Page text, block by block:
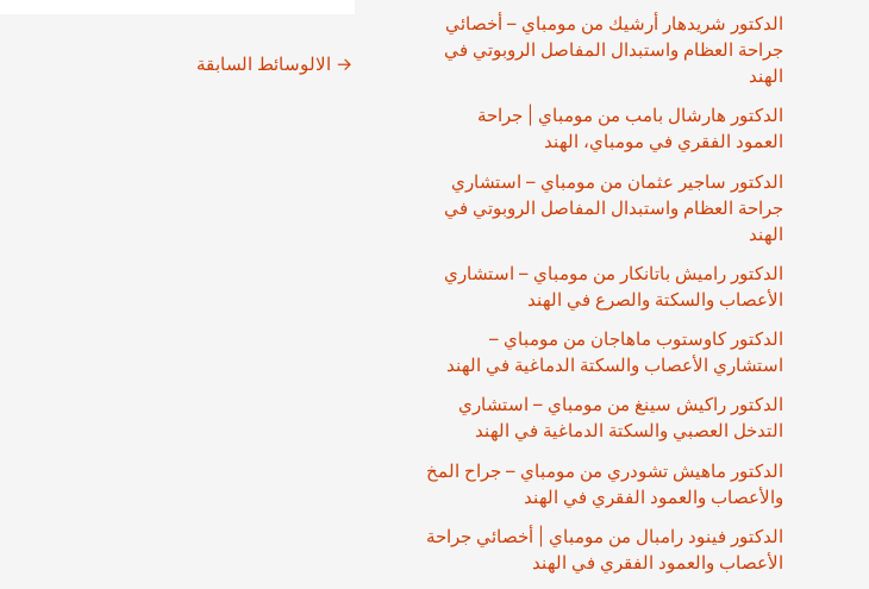
الدكتور شريدهار أرشيك من مومباي – أخصائي
جراحة العظام واستبدال المفاصل الروبوتي في
الهند
الدكتور هارشال بامب من مومباي | جراحة
العمود الفقري في مومباي، الهند
الدكتور ساجير عثمان من مومباي – استشاري
جراحة العظام واستبدال المفاصل الروبوتي في
الهند
الدكتور راميش باتانكار من مومباي – استشاري
الأعصاب والسكتة والصرع في الهند
الدكتور كاوستوب ماهاجان من مومباي –
استشاري الأعصاب والسكتة الدماغية في الهند
الدكتور راكيش سينغ من مومباي – استشاري
التدخل العصبي والسكتة الدماغية في الهند
الدكتور ماهيش تشودري من مومباي – جراح المخ
والأعصاب والعمود الفقري في الهند
الدكتور فينود رامبال من مومباي | أخصائي جراحة
الأعصاب والعمود الفقري في الهند
→ الالوسائط السابقة